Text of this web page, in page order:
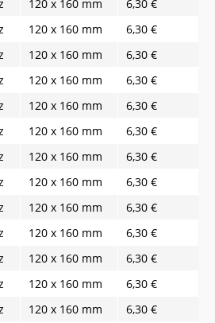
120 x 160 mm
6,30 €
120 x 160 mm
6,30 €
120 x 160 mm
6,30 €
120 x 160 mm
6,30 €
120 x 160 mm
6,30 €
120 x 160 mm
6,30 €
120 x 160 mm
6,30 €
120 x 160 mm
6,30 €
120 x 160 mm
6,30 €
120 x 160 mm
6,30 €
120 x 160 mm
6,30 €
120 x 160 mm
6,30 €
120 x 160 mm
6,30 €